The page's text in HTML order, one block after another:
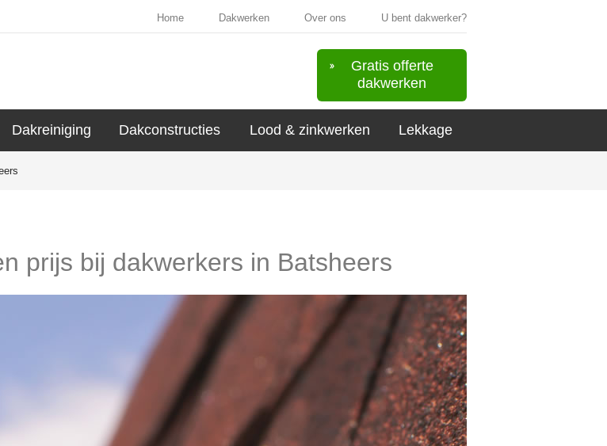
Home Dakwerken Over ons U bent dakwerker?
Gratis offerte
dakwerken
Dakreiniging Dakconstructies Lood & zinkwerken Lekkage
prijs bij dakwerkers in Batsheers